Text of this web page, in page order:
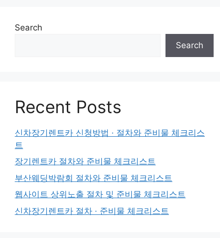
Search
Search
Recent Posts
신차장기렌트카 신청방법 · 절차와 준비물 체크리스
트
장기렌트카 절차와 준비물 체크리스트
부산웨딩박람회 절차와 준비물 체크리스트
웹사이트 상위노출 절차 및 준비물 체크리스트
신차장기렌트카 절차 · 준비물 체크리스트